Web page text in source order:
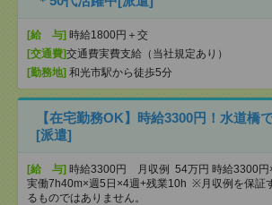
[給 与] 時給1800円＋交
[交通費]交通費実費支給（当社規定あり）
[勤務地] 和光市駅から徒歩5分
【在宅勤務OK】時給3300円！水道橋
[派遣]
[給 与] 時給3300円 月収例 54万円 時給3300円
実働7h40m×週5日×4週+残業10h ※月収例を保証
るものではありません。